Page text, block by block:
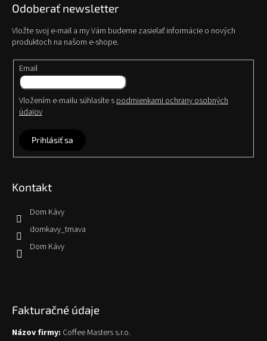
Odoberať newsletter
Vložte svoj e-mail a my Vám budeme zasielať informácie o nových
produktoch na našom e-shope.
Email
Vložením e-mailu súhlasíte s podmienkami ochrany osobných
údajov
Prihlásiť sa
Kontakt
Dom Kávy
domkavy_trnava
Dom Kávy
Fakturačné údaje
Názov firmy: Coffee Masters s.r.o.